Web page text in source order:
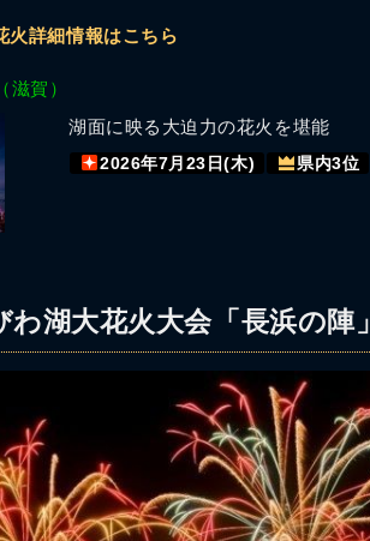
火詳細情報はこちら
滋賀）
湖面に映る大迫力の花火を堪能
2026年7月23日(木) 県内3位
湖大花火大会「長浜の陣」